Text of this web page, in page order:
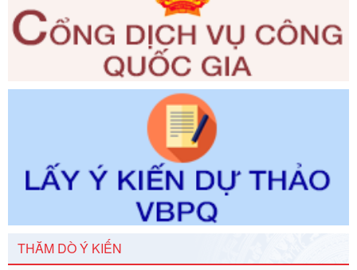
Số kí hiệu:
351/2025/NĐ-CP
Tên: Nghị định số 351/2025/NĐ-CP của Chính phủ: Quy
định chuẩn nghèo đa chiều quốc gia giai đoạn 2026 - 2030
Ngày ban hành: 29/12/2026
3014/QĐ-UBND
Tên: Quyết định về việc công bố danh mục thủ tục hành
chính ban hành mới, sửa đổi bổ sung trong lĩnh vực hỗ trợ
đầu tư, lĩnh vực đấu thầu lựa chọn nhà thầu thuộc thẩm
quyền giải quyết của Sở Tài chính và Ban Quản lý Khu kinh
tế Đông Nam Nghệ An
Ngày ban hành: 23/09/2026
292/2026/NĐ-CP
Tên: Nghị định số 292/2026/NĐ-CP của Chính phủ: Quy
định chi tiết một số điều và biện pháp để tổ chức, hướng
dẫn thi hành Luật Quản lý ngoại thương
THĂM DÒ Ý KIẾN